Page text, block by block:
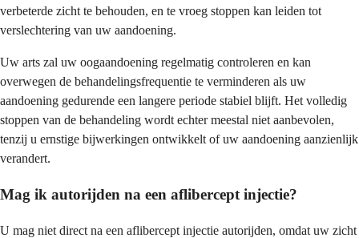
verbeterde zicht te behouden, en te vroeg stoppen kan leiden tot
verslechtering van uw aandoening.
Uw arts zal uw oogaandoening regelmatig controleren en kan
overwegen de behandelingsfrequentie te verminderen als uw
aandoening gedurende een langere periode stabiel blijft. Het volledig
stoppen van de behandeling wordt echter meestal niet aanbevolen,
tenzij u ernstige bijwerkingen ontwikkelt of uw aandoening aanzienlijk
verandert.
Mag ik autorijden na een aflibercept injectie?
U mag niet direct na een aflibercept injectie autorijden, omdat uw zicht